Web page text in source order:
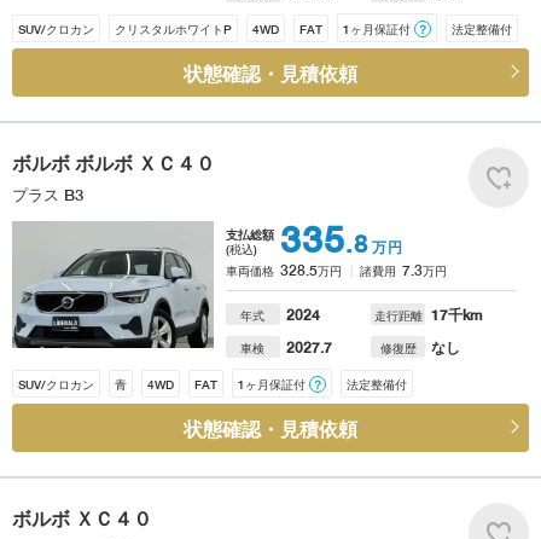
SUV/クロカン クリスタルホワイトP 4WD FAT 1ヶ月保証付 ？ 法定整備付
状態確認・見積依頼
ボルボ ボルボ ＸＣ４０
プラス B3
支払総額
(税込)
335.8 万円
車両価格 328.5万円 諸費用 7.3万円
年式 2024 走行距離 17千km
車検 2027.7 修復歴 なし
SUV/クロカン 青 4WD FAT 1ヶ月保証付 ？ 法定整備付
状態確認・見積依頼
ボルボ ＸＣ４０